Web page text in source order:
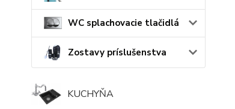
WC splachovacie tlačidlá
Zostavy príslušenstva
KUCHYŇA